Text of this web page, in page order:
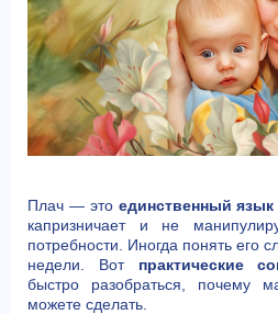
Плач — это единственный
капризничает и не
потребности. Иногда понять его
недели. Вот практические
быстро разобраться, почему
можете сделать.